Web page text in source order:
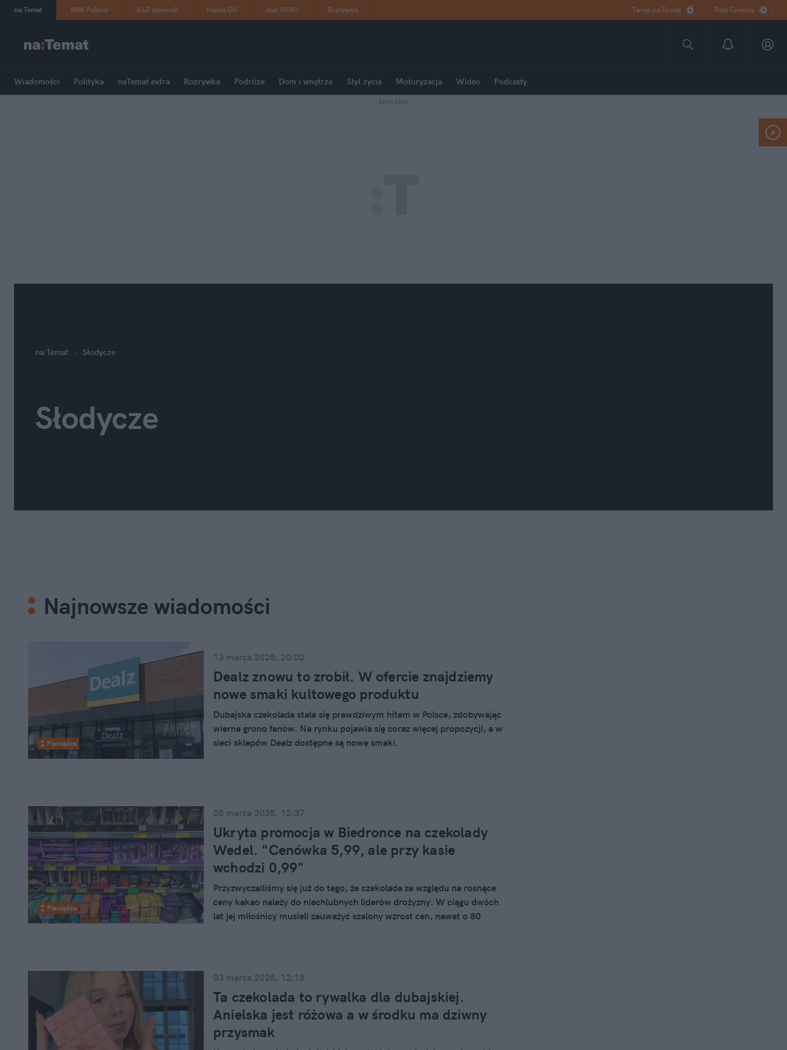
na:Temat INN:Poland ASZ:dziennik mama:DU dad:HERO Rozrywka Twoje na:Temat Tryb Ciemny
Wiadomości Polityka naTemat extra Rozrywka Podróże Dom i wnętrze Styl życia Motoryzacja Wideo Podcasty
REKLAMA
na:Temat Słodycze
Słodycze
Najnowsze wiadomości
Pieniądze
13 marca 2025, 20:02
Dealz znowu to zrobił. W ofercie znajdziemy
nowe smaki kultowego produktu
Dubajska czekolada stała się prawdziwym hitem w Polsce, zdobywając
wierne grono fanów. Na rynku pojawia się coraz więcej propozycji, a w
sieci sklepów Dealz dostępne są nowe smaki.
Pieniądze
05 marca 2025, 12:37
Ukryta promocja w Biedronce na czekolady
Wedel. "Cenówka 5,99, ale przy kasie
wchodzi 0,99"
Przyzwyczailiśmy się już do tego, że czekolada ze względu na rosnące
ceny kakao należy do niechlubnych liderów drożyzny. W ciągu dwóch
lat jej miłośnicy musieli zauważyć szalony wzrost cen, nawet o 80
03 marca 2025, 12:18
Ta czekolada to rywalka dla dubajskiej.
Anielska jest różowa a w środku ma dziwny
przysmak